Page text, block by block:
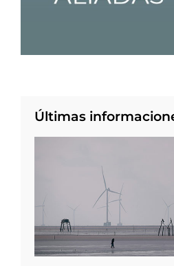
Últimas